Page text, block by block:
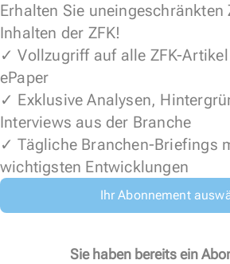
Erhalten Sie uneingeschränkten
Inhalten der ZFK!
✓ Vollzugriff auf alle ZFK-
ePaper
✓ Exklusive Analysen,
Interviews aus der Branche
✓ Tägliche Branchen-Briefings
wichtigsten Entwicklungen
Ihr Abonnement
Sie haben bereits ein